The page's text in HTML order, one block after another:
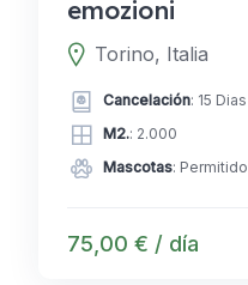
emozioni
Torino, Italia
Cancelación: 15 Dias
M2.: 2.000
Mascotas: Permitido
75,00 € / día